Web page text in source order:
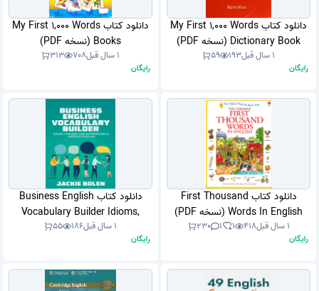
دانلود کتاب My First 1,000 Words
Dictionary Book (نسخه PDF)
1 سال قبل 193
59
رایگان
دانلود کتاب My First 1,000 Words
Books (نسخه PDF)
1 سال قبل 708
313
رایگان
دانلود کتاب First Thousand
Words In English (نسخه PDF)
1 سال قبل 418
1
1
230
رایگان
دانلود کتاب Business English
Vocabulary Builder Idioms,
Phrases, and Expressions in
American English (نسخه PDF)
1 سال قبل 186
55
رایگان